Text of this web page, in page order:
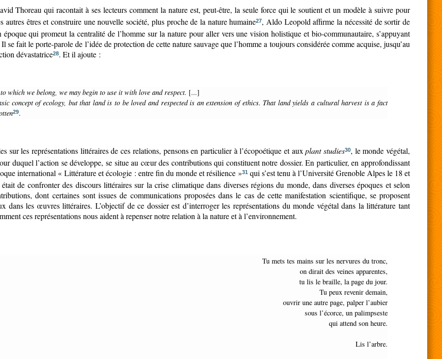
Thoreau qui racontait à ses lecteurs comment la nature est, peut-être, la seule force qui le soutient et un modèle à suivre pour
autres êtres et construire une nouvelle société, plus proche de la nature humaine27, Aldo Leopold affirme la nécessité de sortir de
qui promeut la centralité de l’homme sur la nature pour aller vers une vision holistique et bio-communautaire, s’appuyant
se fait le porte-parole de l’idée de protection de cette nature sauvage que l’homme a toujours considérée comme acquise, jusqu’au
dévastatrice28. Et il ajoute :
to which we belong, we may begin to use it with love and respect. [...]
29.
sur les représentations littéraires de ces relations, pensons en particulier à l’écopoétique et auxplant studies30, le monde végétal,
duquel l’action se développe, se situe au cœur des contributions qui constituent notre dossier. En particulier, en approfondissant
international « Littérature et écologie : entre fin du monde et résilience »31 qui s’est tenu à l’Université Grenoble Alpes le 18 et
de confronter des discours littéraires sur la crise climatique dans diverses régions du monde, dans diverses époques et selon
dont certaines sont issues de communications proposées dans le cas de cette manifestation scientifique, se proposent
dans les œuvres littéraires. L’objectif de ce dossier est d’interroger les représentations du monde végétal dans la littérature tant
ces représentations nous aident à repenser notre relation à la nature et à l’environnement.
Tu mets tes mains sur les nervures du tronc,
on dirait des veines apparentes,
tu lis le braille, la page du jour.
Tu peux revenir demain,
ouvrir une autre page, palper l’aubier
sous l’écorce, un palimpseste
qui attend son heure.
Lis l’arbre.